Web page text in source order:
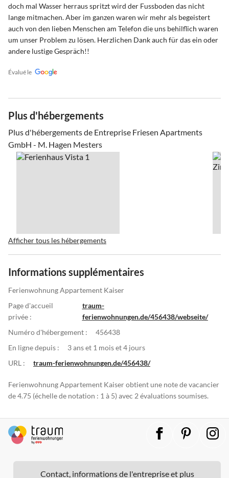
doch mal Wasser herraus spritzt wird der Fussboden das nicht
lange mitmachen. Aber im ganzen waren wir mehr als begeistert
auch von den lieben Menschen am Telefon die uns behilflich waren
um unser Problem zu lösen. Herzlichen Dank auch für das ein oder
andere lustige Gespräch!!
Évalué le
Plus d'hébergements
Plus d'hébergements de Entreprise Friesen Apartments
GmbH - M. Hagen Mesters
Afficher tous les hébergements
Informations supplémentaires
Ferienwohnung Appartement Kaiser
Page d'accueil
privée :
traum-
ferienwohnungen.de/456438/webseite/
Numéro d'hébergement :
456438
En ligne depuis :
3 ans et 1 mois et 4 jours
URL :
traum-ferienwohnungen.de/456438/
Ferienwohnung Appartement Kaiser obtient une note de vacancier
de 4.75 (échelle de notation : 1 à 5) avec 2 évaluations soumises.
Contact, informations de l'entreprise et plus